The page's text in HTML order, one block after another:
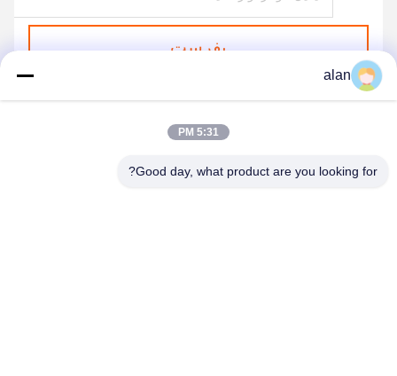
بفرست
alan
5:31 PM
Good day, what product are you looking for?